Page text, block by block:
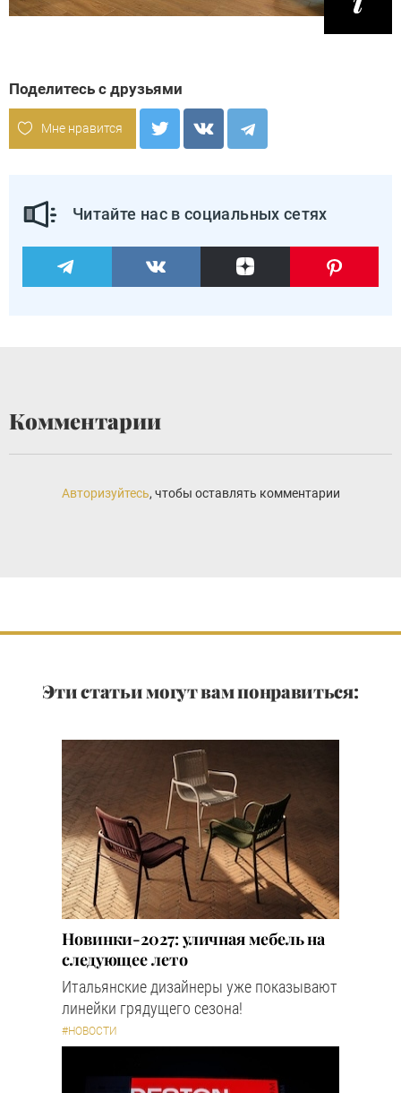
Поделитесь с друзьями
Мне нравится
Читайте нас в социальных сетях
Комментарии
Авторизуйтесь, чтобы оставлять комментарии
Эти статьи могут вам понравиться:
Новинки-2027: уличная мебель на
следующее лето
Итальянские дизайнеры уже показывают
линейки грядущего сезона!
#НОВОСТИ